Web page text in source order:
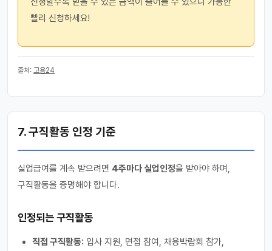
빨리 신청하세요!
출처: 고용24
7. 구직활동 인정 기준
실업급여를 계속 받으려면 4주마다 실업인정을 받아야 하며,
구직활동을 증명해야 합니다.
인정되는 구직활동
직접 구직활동: 입사 지원, 면접 참여, 채용박람회 참가,